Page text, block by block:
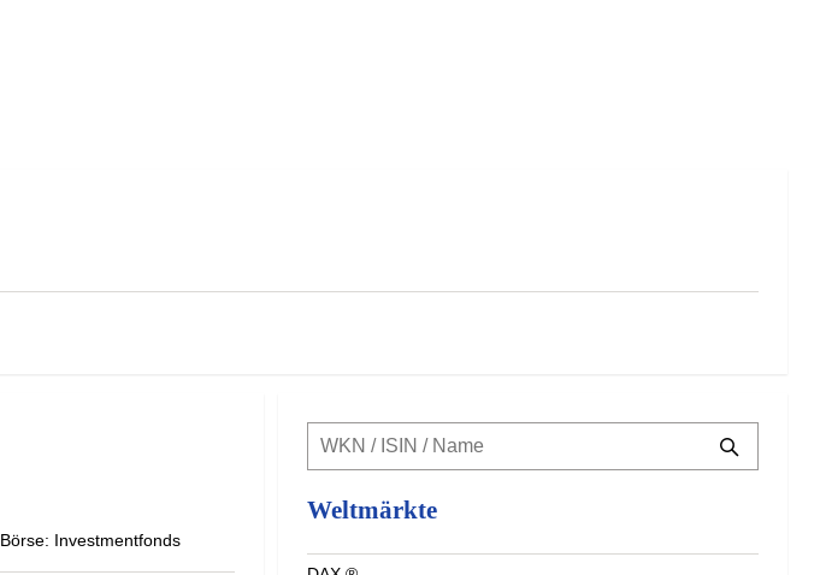
Börse: Investmentfonds
Weltmärkte